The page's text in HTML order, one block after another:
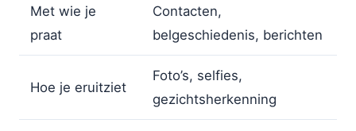
Met wie je
praat
Contacten,
belgeschiedenis, berichten
Hoe je eruitziet
Foto’s, selfies,
gezichtsherkenning